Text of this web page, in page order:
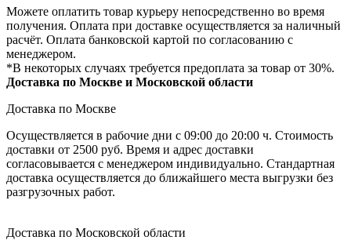
Можете оплатить товар курьеру непосредственно во время
получения. Оплата при доставке осуществляется за наличный
расчёт. Оплата банковской картой по согласованию с
менеджером.
*В некоторых случаях требуется предоплата за товар от 30%.
Доставка по Москве и Московской области
Доставка по Москве
Осуществляется в рабочие дни с 09:00 до 20:00 ч. Стоимость
доставки от 2500 руб. Время и адрес доставки
согласовывается с менеджером индивидуально. Стандартная
доставка осуществляется до ближайшего места выгрузки без
разгрузочных работ.
Доставка по Московской области